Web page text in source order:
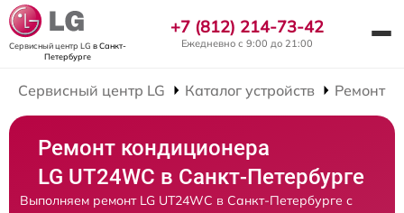
Сервисный центр LG в Санкт-
Петербурге
+7 (812) 214-73-42
Ежедневно с 9:00 до 21:00
Сервисный центр LG Каталог устройств Ремонт
Ремонт кондиционера
LG UT24WC в Санкт-Петербурге
Выполняем ремонт LG UT24WC в Санкт-Петербурге с